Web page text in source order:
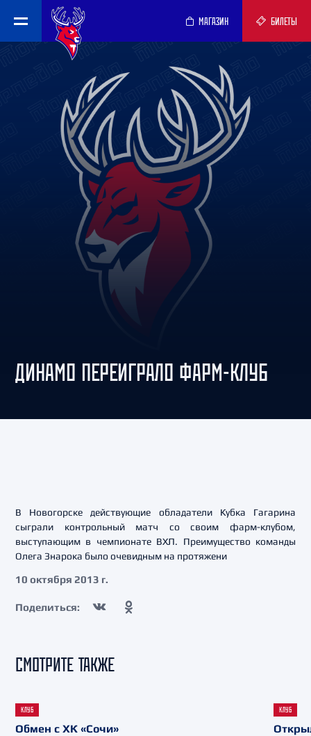
МАГАЗИН БИЛЕТЫ
ДИНАМО ПЕРЕИГРАЛО ФАРМ-КЛУБ
В Новогорске действующие обладатели Кубка Гагарина
сыграли контрольный матч со своим фарм-клубом,
выступающим в чемпионате ВХЛ. Преимущество команды
Олега Знарока было очевидным на протяжени
10 октября 2013 г.
Поделиться:
СМОТРИТЕ ТАКЖЕ
КЛУБ
Обмен с ХК «Сочи»
КЛУБ